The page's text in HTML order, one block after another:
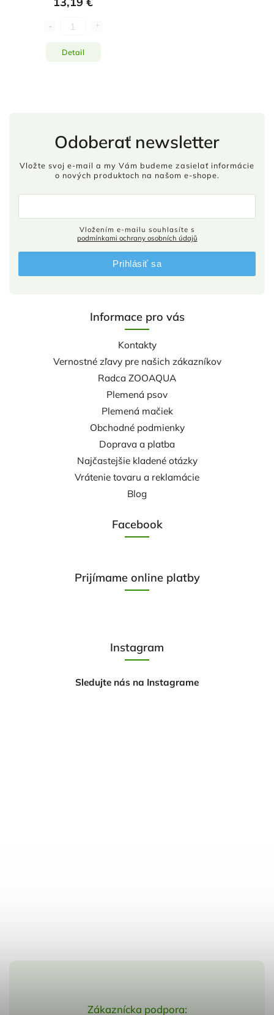
Detail
Zákaznícka podpora:
Informace pro vás
Kontakty
Vernostné zľavy pre našich zákazníkov
Radca ZOOAQUA
Plemená psov
Plemená mačiek
Obchodné podmienky
Doprava a platba
Najčastejšie kladené otázky
Vrátenie tovaru a reklamácie
Blog
Facebook
Odoberať newsletter
Vložte svoj e-mail a my Vám budeme zasielať informácie
o nových produktoch na našom e-shope.
podmínkami ochrany osobních údajů
Prihlásiť sa
Prijímame online platby
Instagram
Sledujte nás na Instagrame